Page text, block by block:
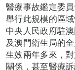
醫療事故鑑定委
舉行此規模的區
中央人民政府駐
及澳門衛生局的
生效兩年多來，
關係，甚至醫療